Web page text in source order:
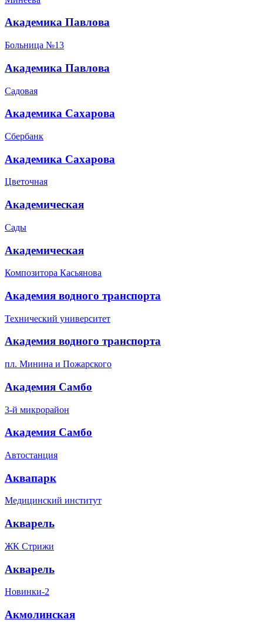
Академика Павлова
Больница №13
Академика Павлова
Садовая
Академика Сахарова
Сбербанк
Академика Сахарова
Цветочная
Академическая
Сады
Академическая
Композитора Касьянова
Академия водного транспорта
Технический университет
Академия водного транспорта
пл. Минина и Пожарского
Академия Самбо
3-й микрорайон
Академия Самбо
Автостанция
Аквапарк
Медицинский институт
Акварель
ЖК Стрижи
Акварель
Новинки-2
Акмолинская